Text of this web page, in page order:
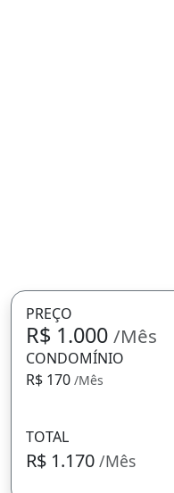
PREÇO
R$ 1.000 /Mês
CONDOMÍNIO
R$ 170 /Mês
TOTAL
R$ 1.170 /Mês